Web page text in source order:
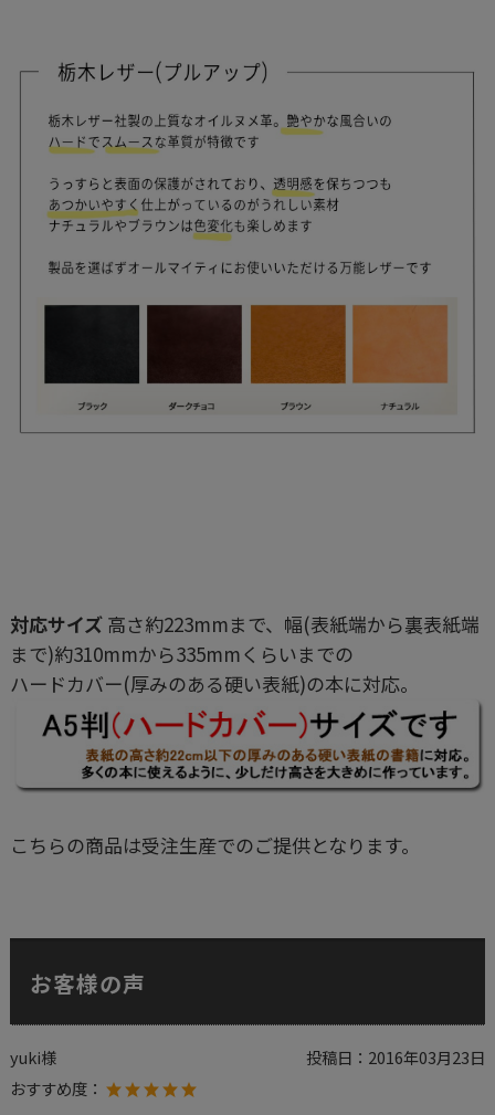
対応サイズ高さ約223mmまで、幅(表紙端から裏表紙端
まで)約310mmから335mmくらいまでの
ハードカバー(厚みのある硬い表紙)の本に対応。
こちらの商品は受注生産でのご提供となります。
お客様の声
yuki様 投稿日： 2016年03月23日
おすすめ度：